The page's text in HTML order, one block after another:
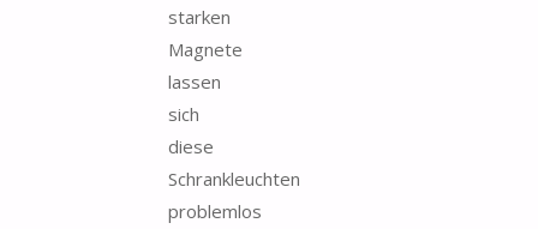
starken
Magnete
lassen
sich
diese
Schrankleuchten
problemlos